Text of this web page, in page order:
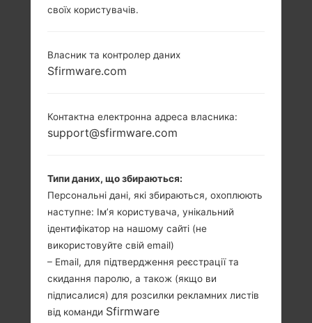
своїх користувачів.
Власник та контролер даних
Sfirmware.com
Контактна електронна адреса власника:
support@sfirmware.com
Типи даних, що збираються:
Персональні дані, які збираються, охоплюють
наступне: Ім’я користувача, унікальний
ідентифікатор на нашому сайті (не
використовуйте свій email)
– Email, для підтвердження реєстрації та
скидання паролю, а також (якщо ви
підписалися) для розсилки рекламних листів
від команди Sfirmware